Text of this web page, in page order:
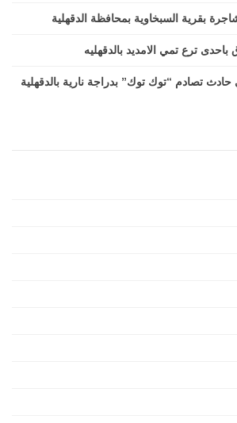
بقرية السبخاوية بمحافظة الدقهلية
باحدى ترع تمي الامديد بالدقهليه